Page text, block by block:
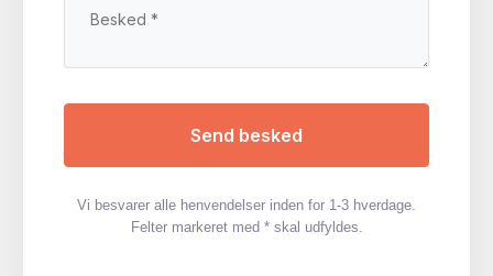
Vi besvarer alle henvendelser inden for 1-3 hverdage.
Felter markeret med * skal udfyldes.